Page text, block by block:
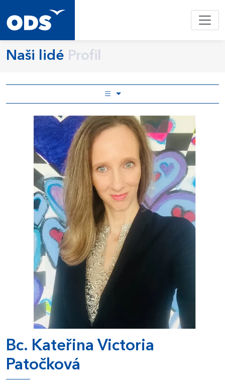
Naši lidé Profil
Bc. Kateřina Victoria
Patočková